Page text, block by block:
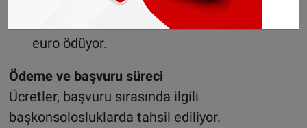
euro posta ücreti olmak üzere toplam 8
euro ödüyor.
Ödeme ve başvuru süreci
Ücretler, başvuru sırasında ilgili
başkonsolosluklarda tahsil ediliyor.